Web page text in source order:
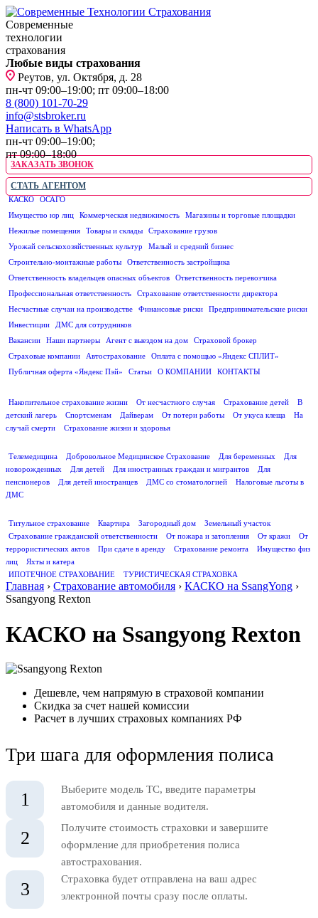
Современные
технологии
страхования
Любые виды страхования
Реутов, ул. Октября, д. 28
пн-чт 09:00–19:00; пт 09:00–18:00
8 (800) 101-70-29
info@stsbroker.ru
Написать в WhatsApp
пн-чт 09:00–19:00;
пт 09:00–18:00
ЗАКАЗАТЬ ЗВОНОК
СТАТЬ АГЕНТОМ
КАСКО ОСАГО
Имущество юр лиц
Коммерческая недвижимость
Магазины и торговые площадки
Нежилые помещения
Товары и склады
Страхование грузов
Урожай сельскохозяйственных культур
Малый и средний бизнес
Строительно-монтажные работы
Ответственность застройщика
Ответственность владельцев опасных объектов
Ответственность перевозчика
Профессиональная ответственность
Страхование ответственности директора
Несчастные случаи на производстве
Финансовые риски
Предпринимательские риски
Инвестиции
ДМС для сотрудников
Вакансии
Наши партнеры Агент с выездом на дом
Страховой брокер
Страховые компании
Автострахование
Оплата с помощью «Яндекс СПЛИТ»
Публичная оферта «Яндекс Пэй»
Статьи О КОМПАНИИ
КОНТАКТЫ
Накопительное страхование жизни
От несчастного случая Страхование детей
В
детский лагерь
Спортсменам Дайверам От потери работы От укуса клеща
На
случай смерти
Страхование жизни и здоровья
Телемедицина
Добровольное Медицинское Страхование Для беременных
Для
новорожденных
Для детей Для иностранных граждан и мигрантов
Для
пенсионеров
Для детей иностранцев ДМС со стоматологией
Налоговые льготы в
ДМС
Титульное страхование
Квартира Загородный дом
Земельный участок
Страхование гражданской ответственности
От пожара и затопления От кражи
От
террористических актов
При сдаче в аренду Страхование ремонта
Имущество физ
лиц
Яхты и катера
ИПОТЕЧНОЕ СТРАХОВАНИЕ
ТУРИСТИЧЕСКАЯ СТРАХОВКА
Главная › Страхование автомобиля › КАСКО на SsangYong ›
Ssangyong Rexton
КАСКО на Ssangyong Rexton
Дешевле, чем напрямую в страховой компании
Скидка за счет нашей комиссии
Расчет в лучших страховых компаниях РФ
Три шага для оформления полиса
1
Выберите модель ТС, введите параметры
автомобиля и данные водителя.
2
Получите стоимость страховки и завершите
оформление для приобретения полиса
автострахования.
3
Страховка будет отправлена на ваш адрес
электронной почты сразу после оплаты.